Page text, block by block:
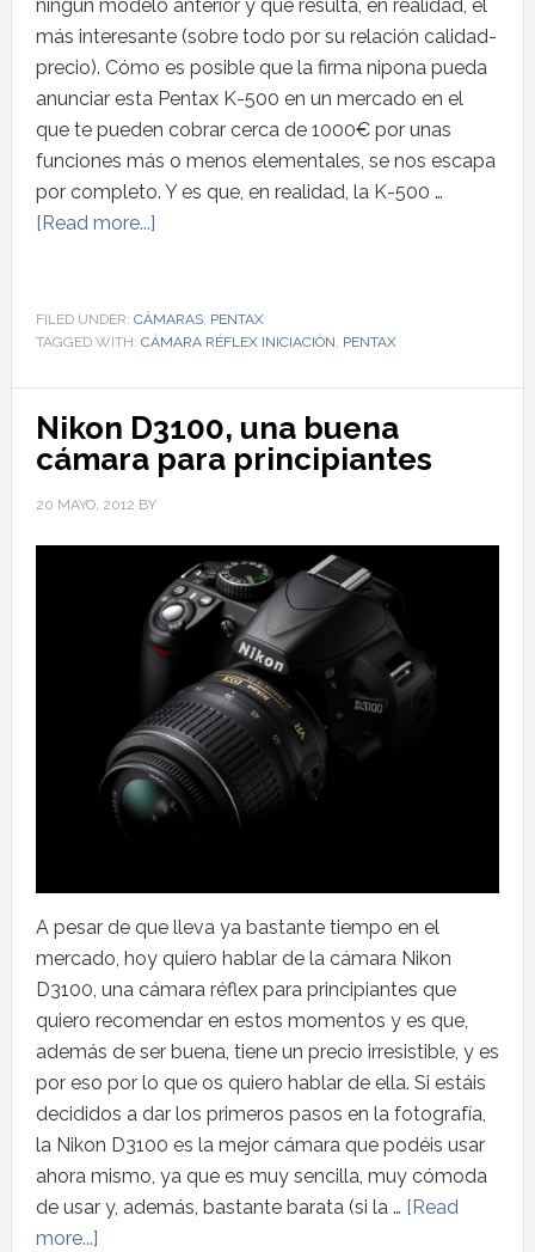
ningún modelo anterior y que resulta, en realidad, el
más interesante (sobre todo por su relación calidad-
precio). Cómo es posible que la firma nipona pueda
anunciar esta Pentax K-500 en un mercado en el
que te pueden cobrar cerca de 1000€ por unas
funciones más o menos elementales, se nos escapa
por completo. Y es que, en realidad, la K-500 …
[Read more...]
FILED UNDER: CÁMARAS, PENTAX
TAGGED WITH: CÁMARA RÉFLEX INICIACIÓN, PENTAX
Nikon D3100, una buena
cámara para principiantes
20 MAYO, 2012 BY
A pesar de que lleva ya bastante tiempo en el
mercado, hoy quiero hablar de la cámara Nikon
D3100, una cámara réflex para principiantes que
quiero recomendar en estos momentos y es que,
además de ser buena, tiene un precio irresistible, y es
por eso por lo que os quiero hablar de ella. Si estáis
decididos a dar los primeros pasos en la fotografía,
la Nikon D3100 es la mejor cámara que podéis usar
ahora mismo, ya que es muy sencilla, muy cómoda
de usar y, además, bastante barata (si la … [Read
more...]